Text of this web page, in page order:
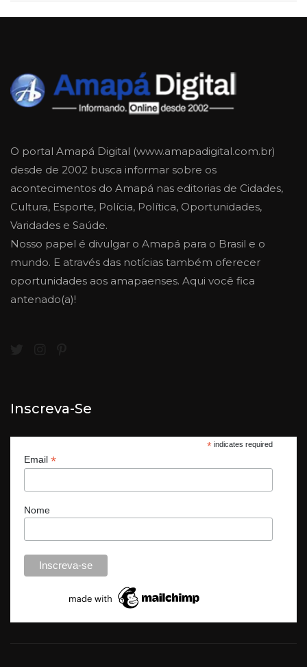
O portal Amapá Digital (www.amapadigital.com.br)
desde de 2002 busca informar sobre os
acontecimentos do Amapá nas editorias de Cidades,
Cultura, Esporte, Polícia, Política, Oportunidades,
Varidades e Saúde.
Nosso papel é divulgar o Amapá para o Brasil e o
mundo. E através das notícias também oferecer
oportunidades aos amapaenses. Aqui você fica
antenado(a)!
Inscreva-Se
*indicates required
Email *
Nome